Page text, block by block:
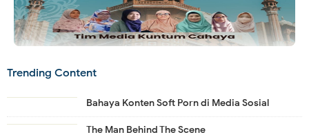
Trending Content
Bahaya Konten Soft Porn di Media Sosial
The Man Behind The Scene